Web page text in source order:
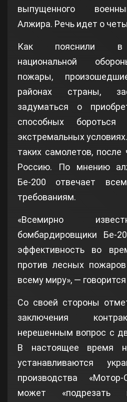
выпущенного
Алжира. Речь идет о
Как пояснили в
национальной
пожары,
районах страны,
задуматься о
способных
экстремальных
таких самолетов,
Россию. По мнению
Бе-200 отвечает
требованиям.
«Всемирно
бомбардировщики Бе-
эффективность во
против лесных
всему миру», —
Со своей стороны
заключения
нерешенным вопрос с
В настоящее время
устанавливаются
производства
может «подрезать